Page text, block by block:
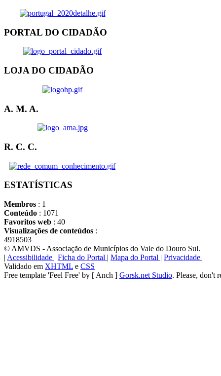
PORTAL DO CIDADÃO
LOJA DO CIDADÃO
A. M. A.
R. C. C.
ESTATÍSTICAS
Membros : 1
Conteúdo : 1071
Favoritos web : 40
Visualizações de conteúdos :
4918503
© AMVDS - Associação de Municípios do Vale do Douro Sul.
| Acessibilidade | Ficha do Portal | Mapa do Portal | Privacidade |
Validado em XHTML e CSS
Free template 'Feel Free' by [ Anch ] Gorsk.net Studio. Please, don't